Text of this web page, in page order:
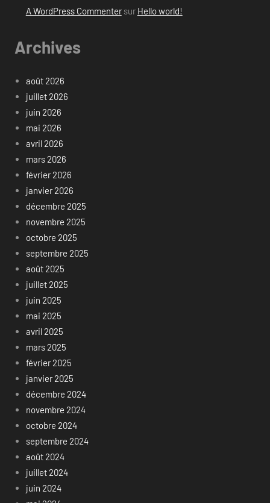
A WordPress Commentersur Hello world!
Archives
août 2026
juillet 2026
juin 2026
mai 2026
avril 2026
mars 2026
février 2026
janvier 2026
décembre 2025
novembre 2025
octobre 2025
septembre 2025
août 2025
juillet 2025
juin 2025
mai 2025
avril 2025
mars 2025
février 2025
janvier 2025
décembre 2024
novembre 2024
octobre 2024
septembre 2024
août 2024
juillet 2024
juin 2024